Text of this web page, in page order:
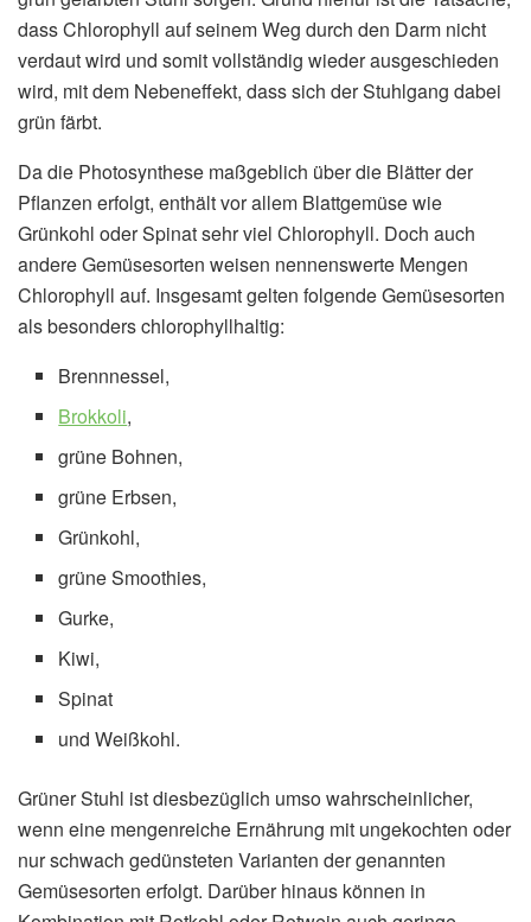
dass Chlorophyll auf seinem Weg durch den Darm nicht
verdaut wird und somit vollständig wieder ausgeschieden
wird, mit dem Nebeneffekt, dass sich der Stuhlgang dabei
grün färbt.
Da die Photosynthese maßgeblich über die Blätter der
Pflanzen erfolgt, enthält vor allem Blattgemüse wie
Grünkohl oder Spinat sehr viel Chlorophyll. Doch auch
andere Gemüsesorten weisen nennenswerte Mengen
Chlorophyll auf. Insgesamt gelten folgende Gemüsesorten
als besonders chlorophyllhaltig:
Brennnessel,
Brokkoli,
grüne Bohnen,
grüne Erbsen,
Grünkohl,
grüne Smoothies,
Gurke,
Kiwi,
Spinat
und Weißkohl.
Grüner Stuhl ist diesbezüglich umso wahrscheinlicher,
wenn eine mengenreiche Ernährung mit ungekochten oder
nur schwach gedünsteten Varianten der genannten
Gemüsesorten erfolgt. Darüber hinaus können in